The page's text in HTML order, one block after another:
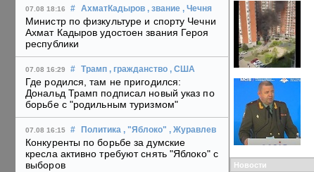
07.08 18:16 # АхматКадыров , звание , Чечня
Министр по физкультуре и спорту Чечни
Ахмат Кадыров удостоен звания Героя
республики
07.08 16:29 # Трамп , гражданство , США
Где родился, там не пригодился:
Дональд Трамп подписал новый указ по
борьбе с "родильным туризмом"
07.08 16:15 # Политика , "Яблоко" , Журавлев
Конкуренты по борьбе за думские
кресла активно требуют снять "Яблоко" с
выборов
Новости